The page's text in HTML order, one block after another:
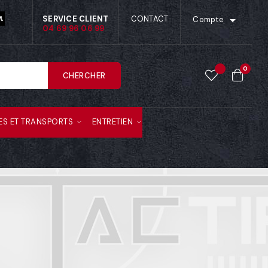
SERVICE CLIENT
04 69 96 06 99
CONTACT Compte 
CHERCHER
0
ET TRANSPORTS ENTRETIEN